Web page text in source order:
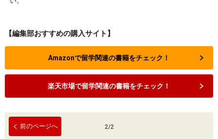
【編集部おすすめの購入サイト】
Amazonで留学関連の書籍をチェック！
楽天市場で留学関連の書籍をチェック！
前のページへ 2/2